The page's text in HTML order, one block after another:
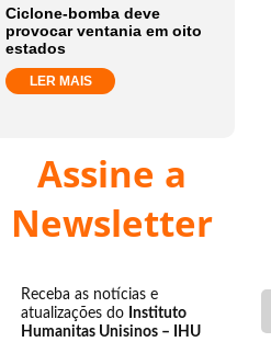
Ciclone-bomba deve
provocar ventania em oito
estados
LER MAIS
Assine a
Newsletter
Receba as notícias e
atualizações do Instituto
Humanitas Unisinos – IHU